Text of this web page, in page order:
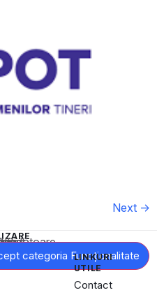
Next →
categoria Funcționalitate
LINKURI
UTILE
Contact